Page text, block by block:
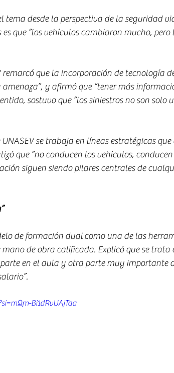
tema desde la perspectiva de la seguridad
que “los vehículos cambiaron mucho, pero
remarcó que la incorporación de tecnología
y afirmó que “tener más
sostuvo que “los siniestros no son
se trabaja en líneas estratégicas
que “no conducen los vehículos, conducen
siguen siendo pilares centrales de
de formación dual como una de las
de obra calificada. Explicó que se trata
en el aula y otra parte muy importante
Bi1dRvUAjTaa